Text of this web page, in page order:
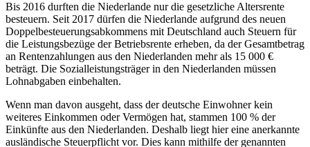
Bis 2016 durften die Niederlande nur die gesetzliche Altersrente
besteuern. Seit 2017 dürfen die Niederlande aufgrund des neuen
Doppelbesteuerungsabkommens mit Deutschland auch Steuern für
die Leistungsbezüge der Betriebsrente erheben, da der Gesamtbetrag
an Rentenzahlungen aus den Niederlanden mehr als 15 000 €
beträgt. Die Sozialleistungsträger in den Niederlanden müssen
Lohnabgaben einbehalten.
Wenn man davon ausgeht, dass der deutsche Einwohner kein
weiteres Einkommen oder Vermögen hat, stammen 100 % der
Einkünfte aus den Niederlanden. Deshalb liegt hier eine anerkannte
ausländische Steuerpflicht vor. Dies kann mithilfe der genannten